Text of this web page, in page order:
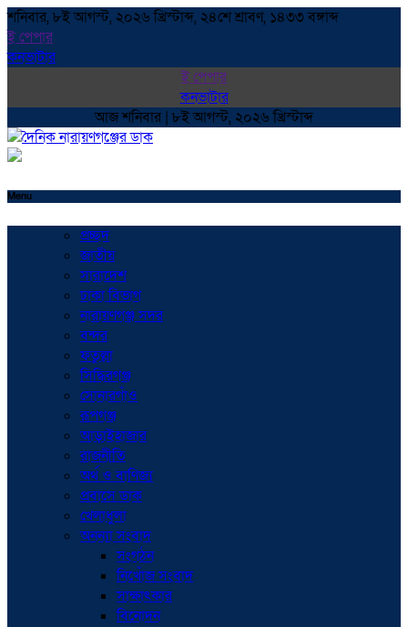
শনিবার, ৮ই আগস্ট, ২০২৬ খ্রিস্টাব্দ, ২৪শে শ্রাবণ, ১৪৩৩ বঙ্গাব্দ
ই পেপার
কনভাটার
ই পেপার
কনভাটার
আজ শনিবার | ৮ই আগস্ট, ২০২৬ খ্রিস্টাব্দ
Menu
প্রচ্ছদ
জাতীয়
সারাদেশ
ঢাকা বিভাগ
নারায়ণগঞ্জ সদর
বন্দর
ফতুল্লা
সিদ্ধিরগঞ্জ
সোনারগাঁও
রূপগঞ্জ
আড়াইহাজার
রাজনীতি
অর্থ ও বাণিজ্য
প্রবাসে ডাক
খেলাধুলা
অনন্যা সংবাদ
সংগঠন
নিখোঁজ সংবাদ
সাক্ষাৎকার
বিনোদন